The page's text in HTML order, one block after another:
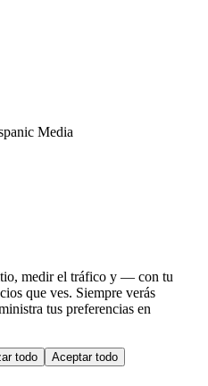
Media
medir el tráfico y — con tu
que ves. Siempre verás
tus preferencias en
todo Aceptar todo